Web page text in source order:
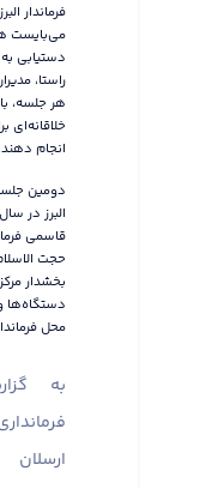
فرماندار
می‌بایست
دستیابی
راستا،
هر جلسه،
خلاقانه‌ای
انجام دهند.
دومین
قاسمی
حجت
بخشدار
دستگاه‌ها
محل
به